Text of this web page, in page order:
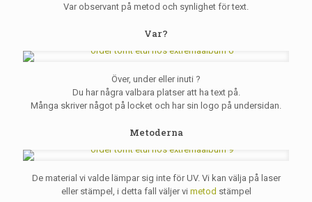
Var observant på metod och synlighet för text.
Var?
Över, under eller inuti ?
Du har några valbara platser att ha text på.
Många skriver något på locket och har sin logo på undersidan.
Metoderna
De material vi valde lämpar sig inte för UV. Vi kan välja på laser
eller stämpel, i detta fall väljer vi metod stämpel